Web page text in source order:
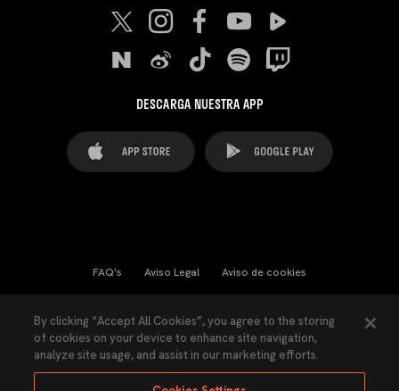
DESCARGA NUESTRA APP
FAQ's Aviso Legal Aviso de cookies
Ley Transparencia Política de Privacidad
Accesibilidad
By clicking “Accept All Cookies”, you agree to the storing
of cookies on your device to enhance site navigation,
analyze site usage, and assist in our marketing efforts.